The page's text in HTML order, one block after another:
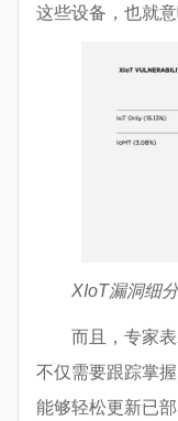
这些设备，也就
XIoT漏洞细分
而且，专家
不仅需要跟踪掌
能够轻松更新已